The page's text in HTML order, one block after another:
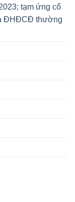
tạm ứng cổ
ĐHĐCĐ thường